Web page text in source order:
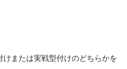
または実戦型付けのどちらかを